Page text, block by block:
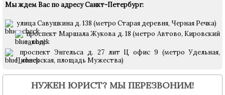
Мы ждем Вас по адресу Санкт-Петербург:
улица Савушкина д. 138 (метро Старая деревня, Черная Речка)
проспект Маршала Жукова д. 18 (метро Автово, Кировский
завод)
проспект Энгельса д. 27 лит Ц офис 9 (метро Удельная,
Пионерская, площадь Мужества)
НУЖЕН ЮРИСТ? МЫ ПЕРЕЗВОНИМ!